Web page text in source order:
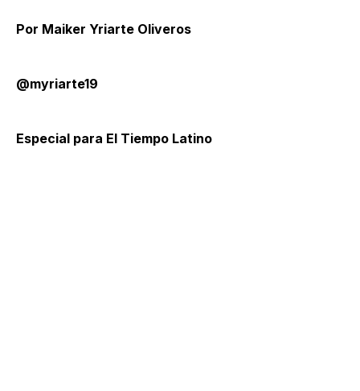
Por Maiker Yriarte Oliveros
@myriarte19
Especial para El Tiempo Latino